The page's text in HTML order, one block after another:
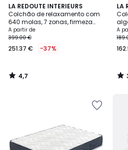
LA REDOUTE INTERIEURS
Colchão de relaxamento com
640 molas, 7 zonas, firmeza
elevada, conforto macio
A partir de
399.00 €
251.37 € -37%
4,7
/ 5
4,7
/
LA
A
3,1
/
5
4
/